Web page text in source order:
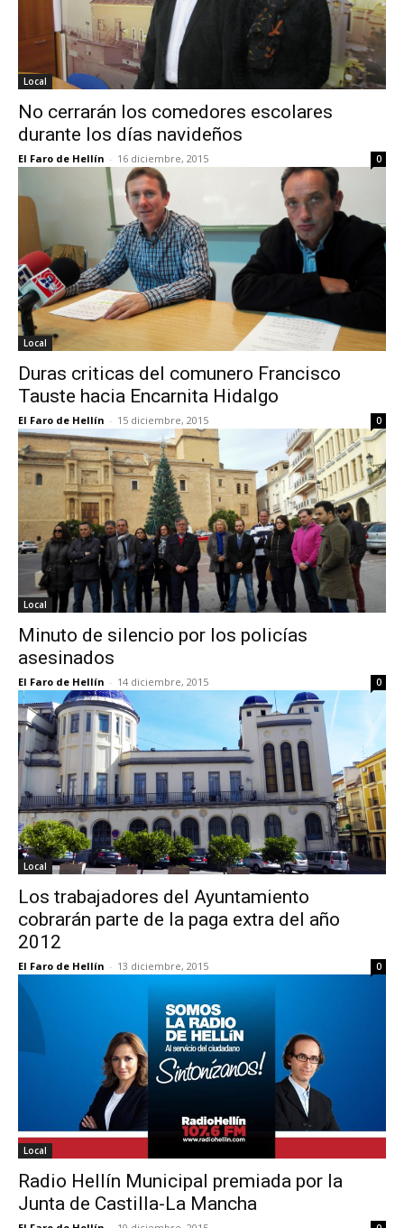
Local
No cerrarán los comedores escolares
durante los días navideños
El Faro de Hellín - 16 diciembre, 2015 0
Local
Duras criticas del comunero Francisco
Tauste hacia Encarnita Hidalgo
El Faro de Hellín - 15 diciembre, 2015 0
Local
Minuto de silencio por los policías
asesinados
El Faro de Hellín - 14 diciembre, 2015 0
Local
Los trabajadores del Ayuntamiento
cobrarán parte de la paga extra del año
2012
El Faro de Hellín - 13 diciembre, 2015 0
Local
Radio Hellín Municipal premiada por la
Junta de Castilla-La Mancha